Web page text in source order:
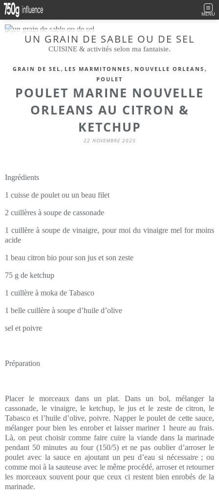
MENU
UN GRAIN DE SABLE OU DE SEL
CUISINE & activités selon ma fantaisie.
GRAIN DE SEL , LES MARMITONNES , NOUVELLE ORLEANS ,
POULET
POULET MARINE NOUVELLE
ORLEANS AU CITRON &
KETCHUP
22 NOVEMBRE 2025
Ingrédients
1 cuisse de poulet ou un beau filet
2 cuillères à soupe de cassonade
1 cuillère à soupe de vinaigre, pour moi du vinaigre mel for moins
acide
1 beau citron bio pour son jus et son zeste
75 g de ketchup
1 cuillère à moka de Tabasco
1 belle cuillère à soupe d’huile d’olive
sel et poivre
Préparation
Placer le morceaux dans un plat. Dans un bol, mélanger la
cassonade, le vinaigre, le ketchup, le jus et le zeste de citron, le
Tabasco et l’huile d’olive, poivre. Napper le poulet de cette sauce,
mélanger pour bien les enrober et laisser mariner 1 heure au frais.
Là, on peut choisir comme faire cuire la viande dans la marinade
pendant 50 minutes au four (150/5) et ne pas oublier d’arroser le
poulet avec la sauce en ajoutant un peu d’eau si nécessaire ; ou
comme moi à la sauteuse avec le même procédé, arroser et retourner
les morceaux souvent pour que ceux ci restent bien enrobés de la
marinade.